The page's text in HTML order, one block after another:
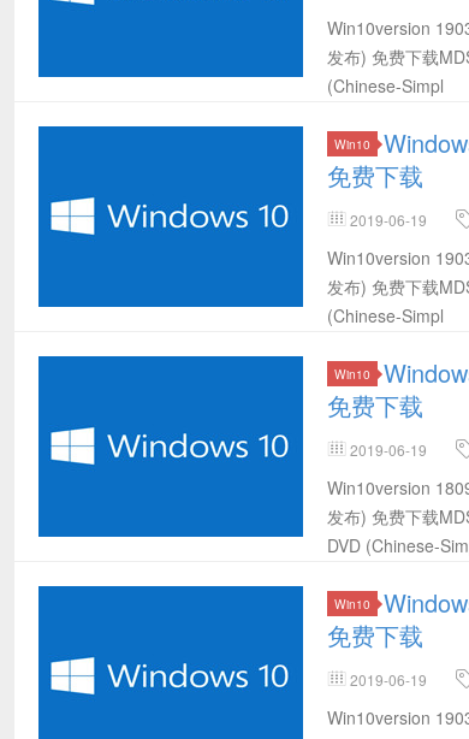
(2019-06发布) 64位
Win10version
发布) 免费下载
(Chinese-Simpl
Win10
免费下载
2019-06-19
(2019-06发布) 32位
Win10version
发布) 免费下载
(Chinese-Simpl
Win10
免费下载
2019-06-19
(2019-06发布) 64位
Win10version
发布) 免费下载
DVD (Chinese-
Win10
免费下载
2019-06-19
(2019-06发布) 64位
Win10version